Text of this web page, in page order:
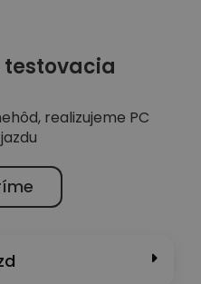
testovacia
realizujeme PC